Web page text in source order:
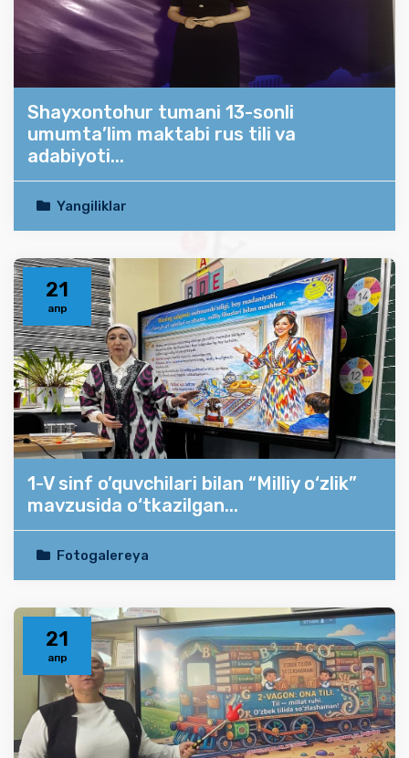
Shayxontohur tumani 13-sonli
umumta’lim maktabi rus tili va
adabiyoti...
Yangiliklar
21
апр
1-V sinf o’quvchilari bilan “Milliy o‘zlik”
mavzusida o‘tkazilgan...
Fotogalereya
21
апр